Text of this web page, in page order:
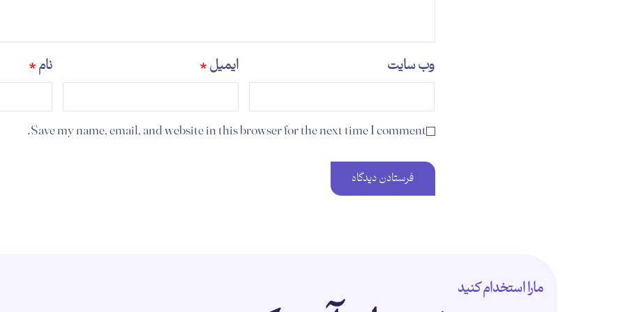
نام* ایمیل* وب‌ سایت
Save my name, email, and website in this browser for the next time I comment.
مارا استخدام کنید